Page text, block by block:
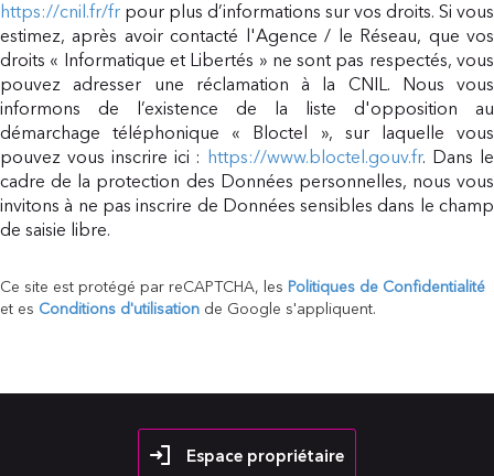
https://cnil.fr/fr pour plus d’informations sur vos droits. Si vous
estimez, après avoir contacté l'Agence / le Réseau, que vos
droits « Informatique et Libertés » ne sont pas respectés, vous
pouvez adresser une réclamation à la CNIL. Nous vous
informons de l’existence de la liste d'opposition au
démarchage téléphonique « Bloctel », sur laquelle vous
pouvez vous inscrire ici : https://www.bloctel.gouv.fr. Dans le
cadre de la protection des Données personnelles, nous vous
invitons à ne pas inscrire de Données sensibles dans le champ
de saisie libre.
Ce site est protégé par reCAPTCHA, les Politiques de Confidentialité
et es Conditions d'utilisation de Google s'appliquent.
Espace propriétaire